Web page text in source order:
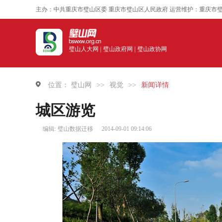
主办：中共重庆市璧山区委 重庆市璧山区人民政府 运营维护：重庆市
璧山人大网 | 璧山政府网 | 璧山政协网
位置： 璧山网 >> 视觉 >> 新闻详情
城区游览
编辑: 璧山数据迁移 2014-09-01 09:14:06